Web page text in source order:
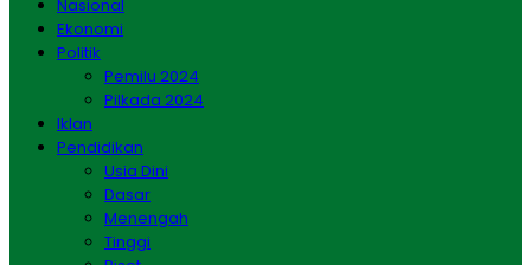
Nasional
Ekonomi
Politik
Pemilu 2024
Pilkada 2024
Iklan
Pendidikan
Usia Dini
Dasar
Menengah
Tinggi